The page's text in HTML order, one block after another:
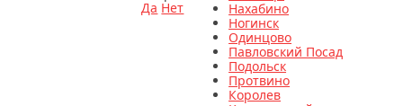
Да Нет
Нахабино
Ногинск
Одинцово
Павловский Посад
Подольск
Протвино
Королев